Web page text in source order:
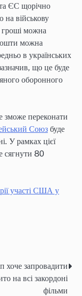
ЄС щорічно
на військову
гроші можна
можна
в українських
що це буде
оборонного
переконати
Союз буде
У рамках цієї
сягнути 80
участі США у
хоче запровадити
на всі закордоні
фільми